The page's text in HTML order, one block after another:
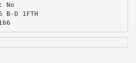
No
D 1FTH